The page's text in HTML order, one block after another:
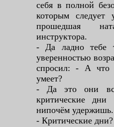
себя в полной
которым следует
прошедшая
инструктора.
- Да ладно тебе
уверенностью
спросил: - А что
умеет?
- Да это они
критические
нипочём
- Критические